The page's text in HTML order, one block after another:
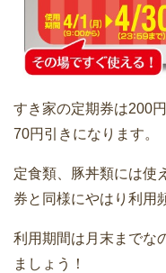
すき家の定期券は200
70円引きになります。
定食類、豚丼類には使
券と同様にやはり利用
利用期間は月末までな
ましょう！